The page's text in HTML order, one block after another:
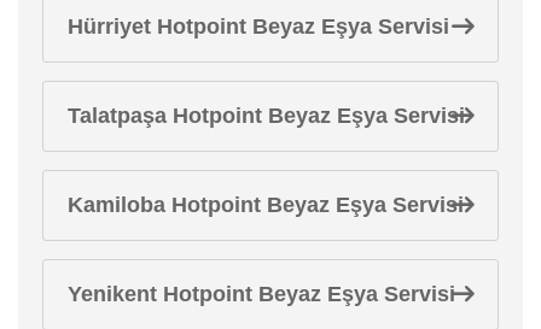
Hürriyet Hotpoint Beyaz Eşya Servisi
Talatpaşa Hotpoint Beyaz Eşya Servisi
Kamiloba Hotpoint Beyaz Eşya Servisi
Yenikent Hotpoint Beyaz Eşya Servisi